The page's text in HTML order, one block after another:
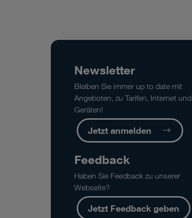
Newsletter
Bleiben Sie immer up to date mit
Angeboten, zu Tarifen, Internet und
Geräten!
Jetzt anmelden
Feedback
Haben Sie Feedback zu unserer
Webseite?
Jetzt Feedback geben